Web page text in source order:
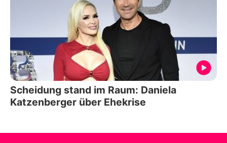
Scheidung stand im Raum: Daniela
Katzenberger über Ehekrise